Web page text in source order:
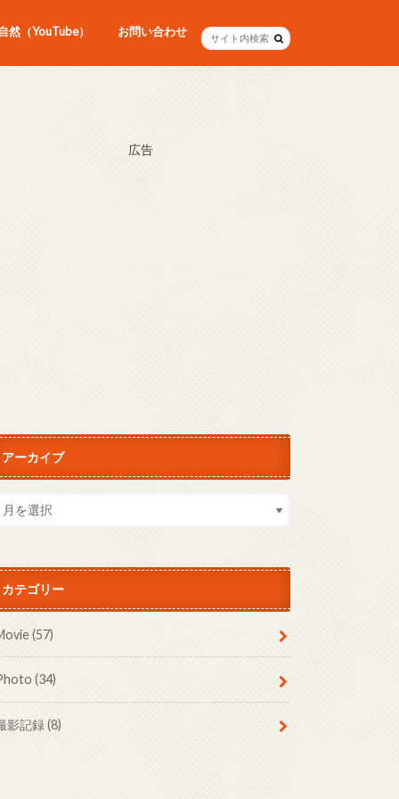
然（YouTube） お問い合わせ
広告
アーカイブ
カテゴリー
(57)
(34)
影記録(8)